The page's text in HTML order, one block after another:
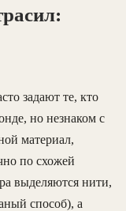
задают те, кто
но незнаком с
материал,
по схожей
выделяются нити,
способ), а